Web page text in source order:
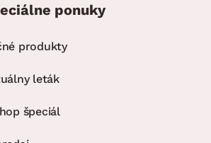
ponuky
produkty
leták
špeciál